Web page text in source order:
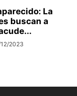
La
buscan a
2023